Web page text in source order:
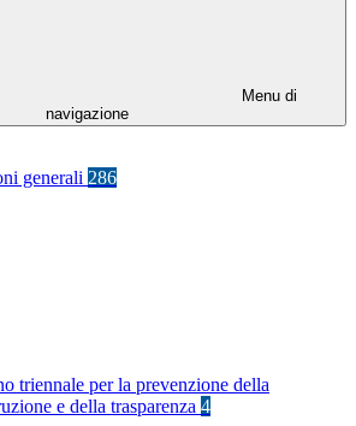
Menu di
navigazione
generali 286
triennale per la prevenzione della
e della trasparenza 4